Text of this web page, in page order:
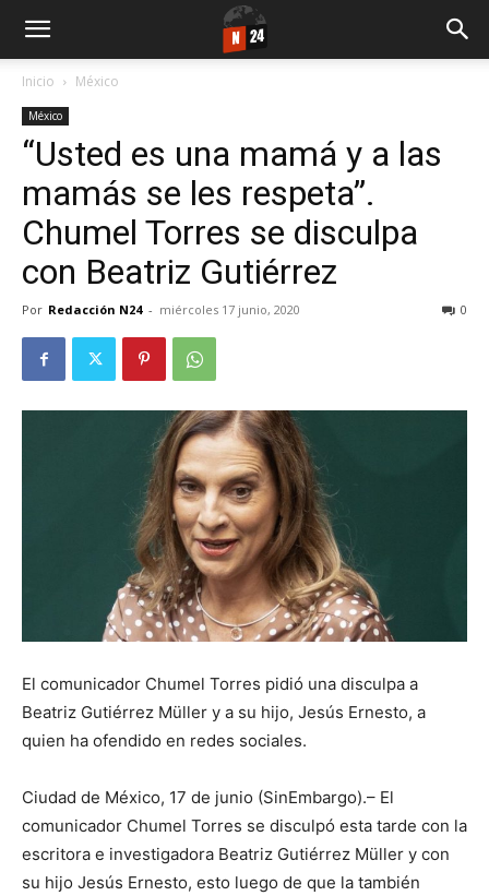
Inicio México
México
“Usted es una mamá y a las
mamás se les respeta”.
Chumel Torres se disculpa
con Beatriz Gutiérrez
Por Redacción N24 - miércoles 17 junio, 2020 0
El comunicador Chumel Torres pidió una disculpa a
Beatriz Gutiérrez Müller y a su hijo, Jesús Ernesto, a
quien ha ofendido en redes sociales.
Ciudad de México, 17 de junio (SinEmbargo).– El
comunicador Chumel Torres se disculpó esta tarde con la
escritora e investigadora Beatriz Gutiérrez Müller y con
su hijo Jesús Ernesto, esto luego de que la también